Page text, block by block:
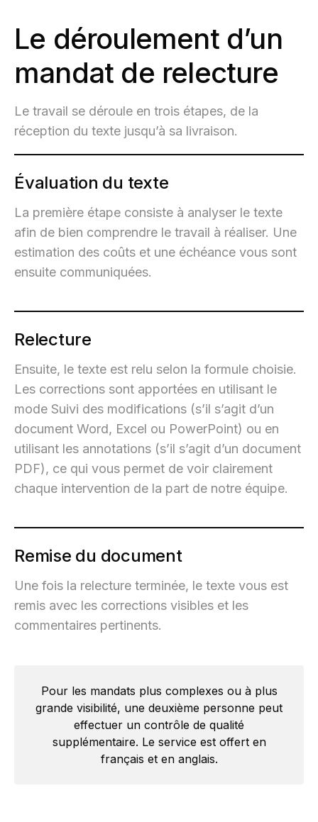
Le déroulement d’un
mandat de relecture
Le travail se déroule en trois étapes, de la
réception du texte jusqu’à sa livraison.
Évaluation du texte
La première étape consiste à analyser le texte
afin de bien comprendre le travail à réaliser. Une
estimation des coûts et une échéance vous sont
ensuite communiquées.
Relecture
Ensuite, le texte est relu selon la formule choisie.
Les corrections sont apportées en utilisant le
mode Suivi des modifications (s’il s’agit d’un
document Word, Excel ou PowerPoint) ou en
utilisant les annotations (s’il s’agit d’un document
PDF), ce qui vous permet de voir clairement
chaque intervention de la part de notre équipe.
Remise du document
Une fois la relecture terminée, le texte vous est
remis avec les corrections visibles et les
commentaires pertinents.
Pour les mandats plus complexes ou à plus
grande visibilité, une deuxième personne peut
effectuer un contrôle de qualité
supplémentaire. Le service est offert en
français et en anglais.